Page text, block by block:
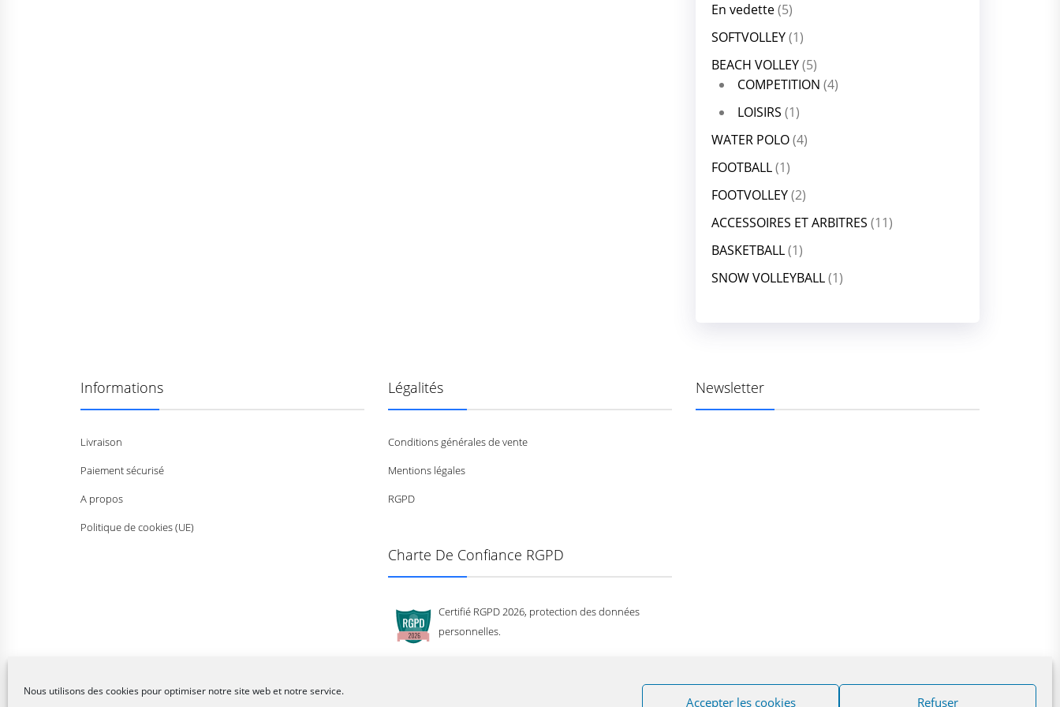
Nous utilisons des cookies pour optimiser notre site web et notre service.
Accepter les cookies Refuser
En vedette(5)
SOFTVOLLEY(1)
BEACH VOLLEY(5)
COMPETITION (4)
LOISIRS (1)
WATER POLO(4)
FOOTBALL(1)
FOOTVOLLEY(2)
ACCESSOIRES ET ARBITRES (11)
BASKETBALL(1)
SNOW VOLLEYBALL(1)
Informations
Livraison
Paiement sécurisé
A propos
Politique de cookies (UE)
Légalités
Conditions générales de vente
Mentions légales
RGPD
Charte De Confiance RGPD
Certifié RGPD 2026, protection des données
personnelles.
Newsletter